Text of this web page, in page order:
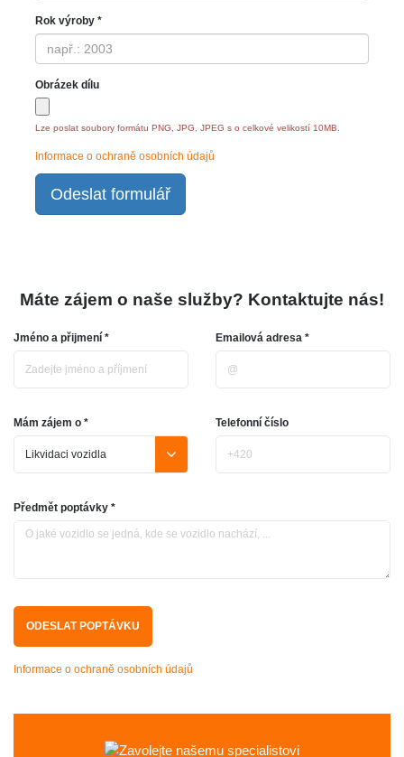
Rok výroby *
Obrázek dílu
Lze poslat soubory formátu PNG, JPG, JPEG s o celkové velikostí 10MB.
Informace o ochraně osobních údajů
Odeslat formulář
Máte zájem o naše služby? Kontaktujte nás!
Jméno a přijmení * Emailová adresa *
Mám zájem o * Telefonní číslo
Předmět poptávky *
Informace o ochraně osobních údajů